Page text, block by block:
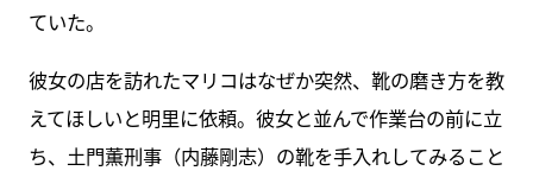
ていた。
彼女の店を訪れたマリコはなぜか突然、靴の磨き方を教
えてほしいと明里に依頼。彼女と並んで作業台の前に立
ち、土門薫刑事（内藤剛志）の靴を手入れしてみること